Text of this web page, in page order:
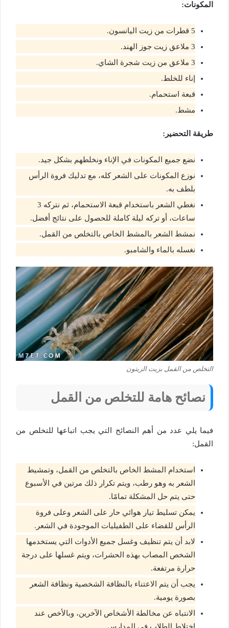
المكونات:
5 قطرات من زيت اليانسون.
3 ملاعق زيت جوز الهند.
3 ملاعق من زيت شجرة الشاي.
إناء للخلط.
قبعة استحمام.
مشط.
طريقة التحضير:
نضع جميع المكونات في الإناء ونخلطهم بشكل جيد.
نوزع المكونات على الشعر كله، مع تدليك فروة الرأس
بلطف به.
نغطي الشعر باستخدام قبعة الاستحمام، ثم نتركه 3
ساعات، أو تركه ليلة كاملة للحصول على نتائج أفضل.
نمشط الشعر بالمشط الخاص بالتخلص من القمل.
نغسله بالماء والشامبو.
التخلص من القمل بزيت الزيتون
نصائح هامة للتخلص من القمل
فيما يلي عدد من أهم النصائح التي يجب اتباعها للتخلص من
القمل:
استخدام المشط الخاص بالتخلص من القمل، وتمشيط
الشعر به وهو رطب، ويتم تكرار ذلك مرتين في الأسبوع
حتى يتم حل المشكلة تمامًا.
يمكن تسليط تيار هوائي حار على الشعر وعلى فروة
الرأس للقضاء على الطفيليات الموجودة في الشعر.
لابد أن يتم تنظيف وغسل جميع الأدوات التي يستخدمها
الشخص المصاب بهذه الحشرات، ويتم غسلها على درجة
حرارة مرتفعة.
يجب أن يتم الاعتناء بالنظافة الشخصية ونظافة الشعر
بصورة يومية.
الانتباه عن مخالطة الأشخاص الآخرين، وبالأخص عند